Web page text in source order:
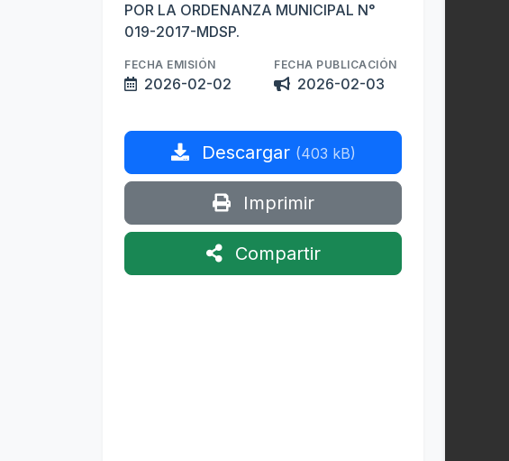
POR LA ORDENANZA MUNICIPAL N°
019-2017-MDSP.
FECHA EMISIÓN
2026-02-02
FECHA PUBLICACIÓN
2026-02-03
Descargar (403 kB)
Imprimir
Compartir